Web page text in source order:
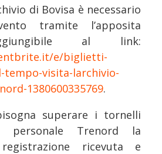
di Bovisa è necessario
tramite l’apposita
al link:
e/biglietti-
tempo-visita-larchivio-
1380600335769.
superare i tornelli
personale Trenord la
ricevuta e